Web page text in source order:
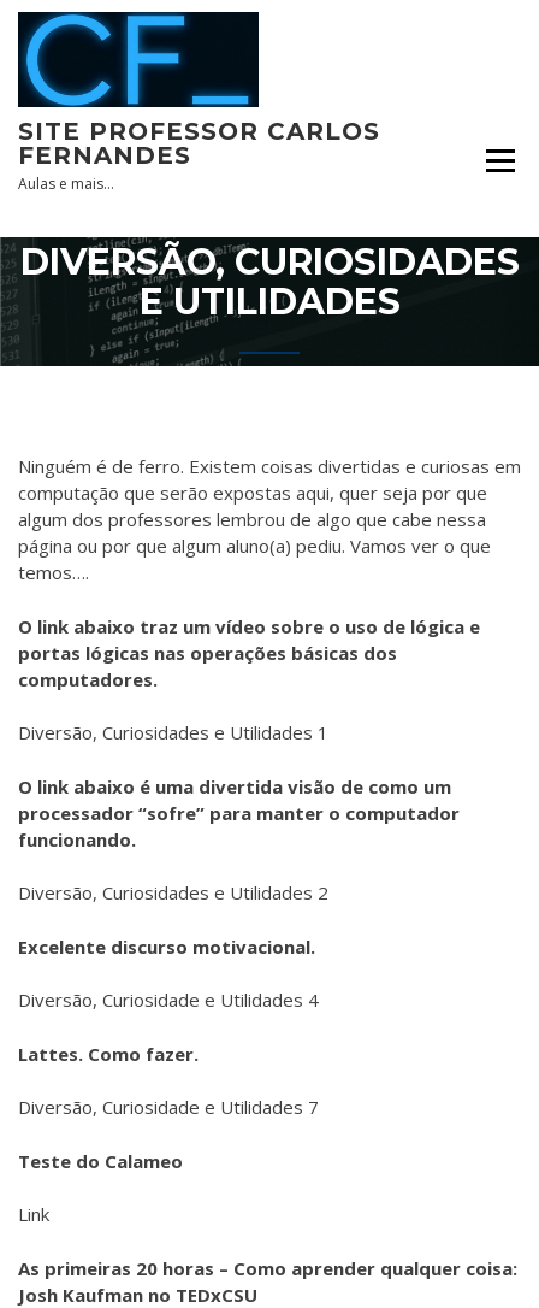
Skip
content
SITE PROFESSOR CARLOS
FERNANDES
Aulas e mais…
DIVERSÃO, CURIOSIDADES
E UTILIDADES
Ninguém é de ferro. Existem coisas divertidas e curiosas em
computação que serão expostas aqui, quer seja por que
algum dos professores lembrou de algo que cabe nessa
página ou por que algum aluno(a) pediu. Vamos ver o que
temos….
O link abaixo traz um vídeo sobre o uso de lógica e
portas lógicas nas operações básicas dos
computadores.
Diversão, Curiosidades e Utilidades 1
O link abaixo é uma divertida visão de como um
processador “sofre” para manter o computador
funcionando.
Diversão, Curiosidades e Utilidades 2
Excelente discurso motivacional.
Diversão, Curiosidade e Utilidades 4
Lattes. Como fazer.
Diversão, Curiosidade e Utilidades 7
Teste do Calameo
Link
As primeiras 20 horas – Como aprender qualquer coisa:
Josh Kaufman no TEDxCSU